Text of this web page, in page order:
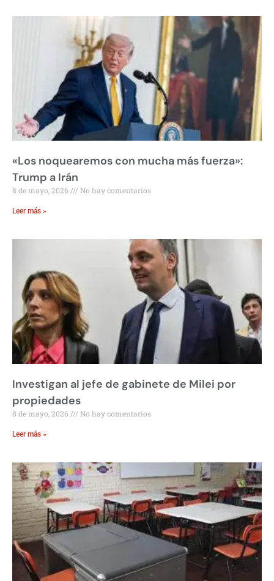
«Los noquearemos con mucha más fuerza»:
Trump a Irán
8 de mayo, 2026 No hay comentarios
Leer más »
Investigan al jefe de gabinete de Milei por
propiedades
8 de mayo, 2026 No hay comentarios
Leer más »